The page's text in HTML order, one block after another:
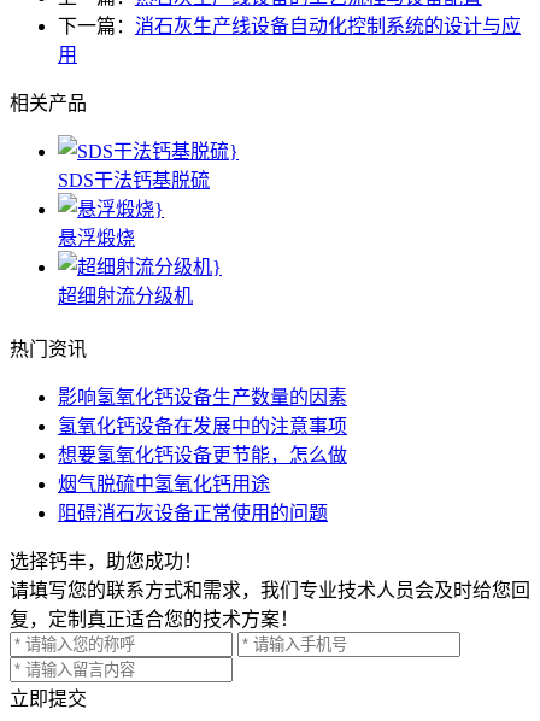
下一篇： 消石灰生产线设备自动化控制系统的设计与应
用
相关产品
SDS干法钙基脱硫
悬浮煅烧
超细射流分级机
热门资讯
影响氢氧化钙设备生产数量的因素
氢氧化钙设备在发展中的注意事项
想要氢氧化钙设备更节能，怎么做
烟气脱硫中氢氧化钙用途
阻碍消石灰设备正常使用的问题
选择钙丰，助您成功！
请填写您的联系方式和需求，我们专业技术人员会及时给您回
复，定制真正适合您的技术方案！
立即提交